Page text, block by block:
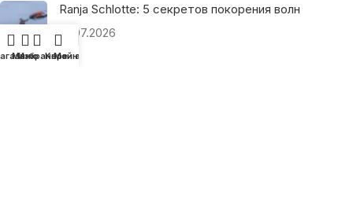
Ranja Schlotte: 5 секретов покорения волн
13.07.2026
Меню
Избранное
Корзина
Мой аккаунт